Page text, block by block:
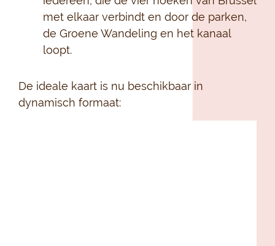
met elkaar verbindt en door de parken,
de Groene Wandeling en het kanaal
loopt.
De ideale kaart is nu beschikbaar in
dynamisch formaat: